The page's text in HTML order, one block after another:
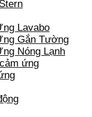
Lavabo
Gắn Tường
Nóng Lạnh
ứng